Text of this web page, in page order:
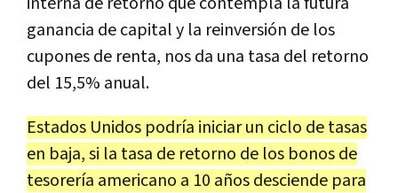
ganancia de capital y la reinversión de los
cupones de renta, nos da una tasa del retorno
del 15,5% anual.
Estados Unidos podría iniciar un ciclo de tasas
en baja, si la tasa de retorno de los bonos de
tesorería americano a 10 años desciende para